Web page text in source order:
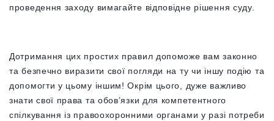
проведення заходу вимагайте відповідне рішення суду.
Дотримання цих простих правил допоможе вам законно
та безпечно виразити свої погляди на ту чи іншу подію та
допомогти у цьому іншим! Окрім цього, дуже важливо
знати свої права та обов’язки для компетентного
спілкування із правоохоронними органами у разі потреби